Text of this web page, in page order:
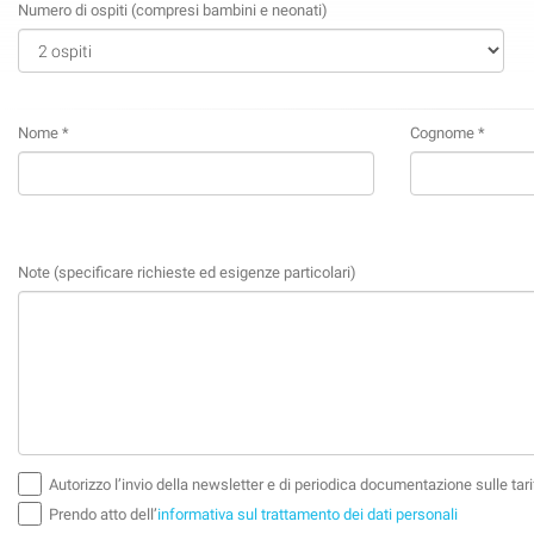
Numero di ospiti (compresi bambini e neonati)
Nome * Cognome *
Note (specificare richieste ed esigenze particolari)
Autorizzo l’invio della newsletter e di periodica documentazione sulle
Prendo atto dell’informativa sul trattamento dei dati personali